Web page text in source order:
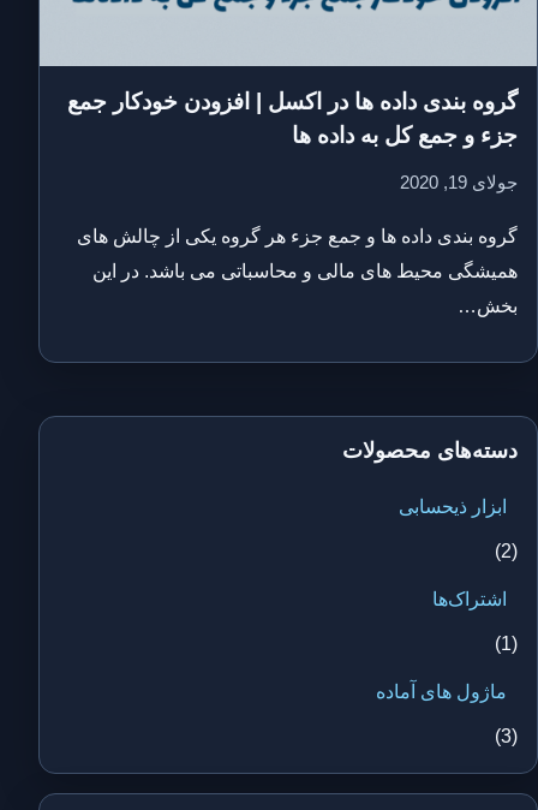
گروه بندی داده ها در اکسل | افزودن خودکار جمع
جزء و جمع کل به داده ها
جولای 19, 2020
گروه بندی داده ها و جمع جزء هر گروه یکی از چالش های
همیشگی محیط های مالی و محاسباتی می باشد. در این
بخش…
دسته‌های محصولات
ابزار ذیحسابی
(2)
اشتراک‌ها
(1)
ماژول های آماده
(3)